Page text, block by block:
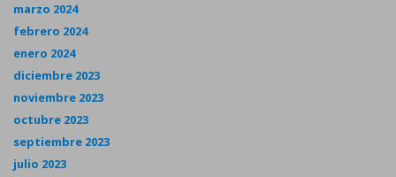
marzo 2024
febrero 2024
enero 2024
diciembre 2023
noviembre 2023
octubre 2023
septiembre 2023
julio 2023